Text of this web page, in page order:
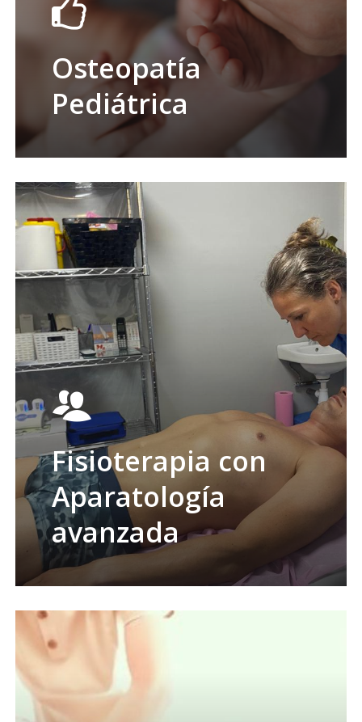
Osteopatía
Pediátrica
Fisioterapia con
Aparatología
avanzada